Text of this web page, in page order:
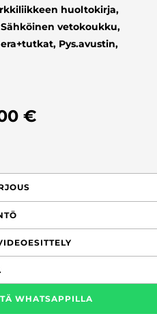
huoltokirja,
vetokoukku,
Pys.avustin,
€
WHATSAPPILLA